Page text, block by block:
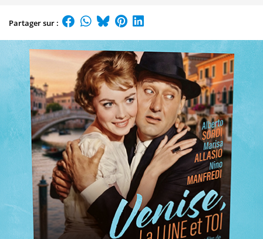
Partager sur :